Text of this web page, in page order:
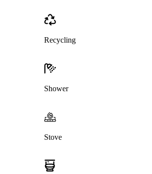
Recycling
Shower
Stove